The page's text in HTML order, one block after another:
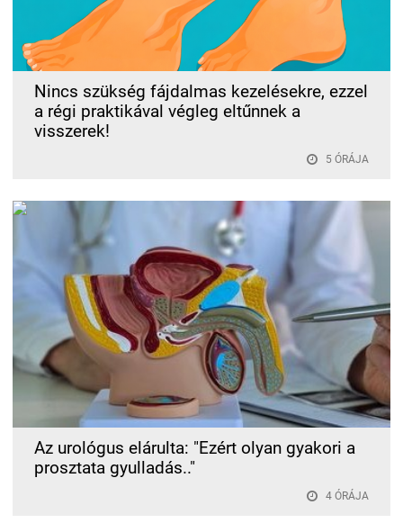
Nincs szükség fájdalmas kezelésekre, ezzel
a régi praktikával végleg eltűnnek a
visszerek!
5 ÓRÁJA
Az urológus elárulta: "Ezért olyan gyakori a
prosztata gyulladás.."
4 ÓRÁJA